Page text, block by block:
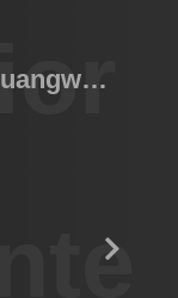
Zambia 2019, South Luangwa N.P.